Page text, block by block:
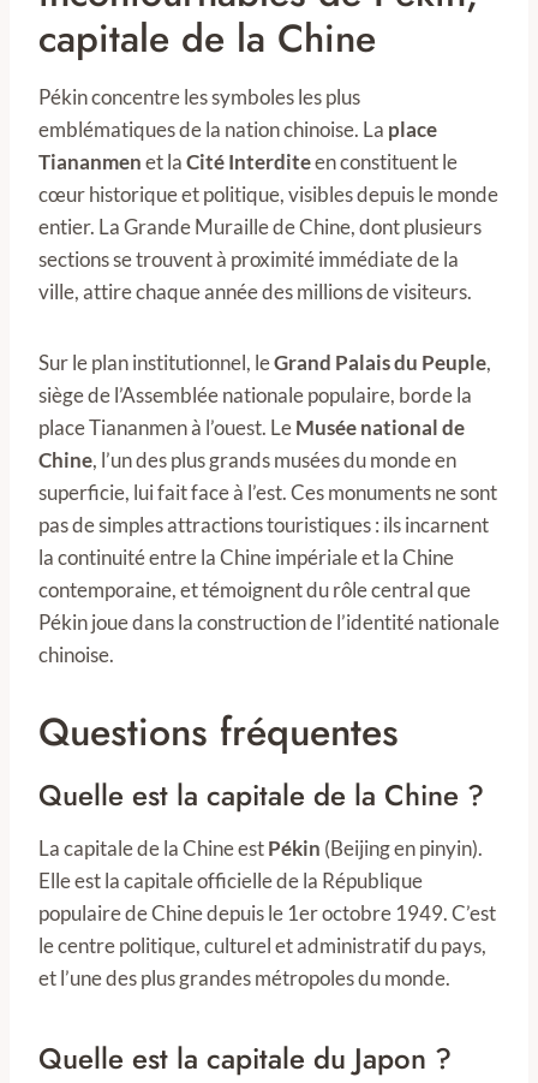
capitale de la Chine
Pékin concentre les symboles les plus
emblématiques de la nation chinoise. La place
Tiananmenet laCité Interditeen constituent le
cœur historique et politique, visibles depuis le monde
entier. La Grande Muraille de Chine, dont plusieurs
sections se trouvent à proximité immédiate de la
ville, attire chaque année des millions de visiteurs.
Sur le plan institutionnel, leGrand Palais du Peuple,
siège de l’Assemblée nationale populaire, borde la
place Tiananmen à l’ouest. LeMusée national de
Chine, l’un des plus grands musées du monde en
superficie, lui fait face à l’est. Ces monuments ne sont
pas de simples attractions touristiques : ils incarnent
la continuité entre la Chine impériale et la Chine
contemporaine, et témoignent du rôle central que
Pékin joue dans la construction de l’identité nationale
chinoise.
Questions fréquentes
Quelle est la capitale de la Chine ?
La capitale de la Chine estPékin (Beijing en pinyin).
Elle est la capitale officielle de la République
populaire de Chine depuis le 1er octobre 1949. C’est
le centre politique, culturel et administratif du pays,
et l’une des plus grandes métropoles du monde.
Quelle est la capitale du Japon ?